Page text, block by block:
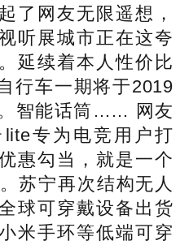
了网友无限遥想，
听展城市正在这夸
延续着本人性价比
行车一期将于2019
智能话筒…… 网友
专为电竞用户打
惠勾当，就是一个
苏宁再次结构无人
球可穿戴设备出货
米手环等低端可穿